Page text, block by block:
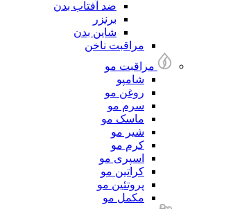
ضد آفتاب بدن
برنزر
شاین بدن
مراقبت ناخن
مراقبت مو
شامپو
روغن مو
سرم مو
ماسک مو
شیر مو
کرم مو
اسپری مو
کراتین مو
پروتئین مو
مکمل مو